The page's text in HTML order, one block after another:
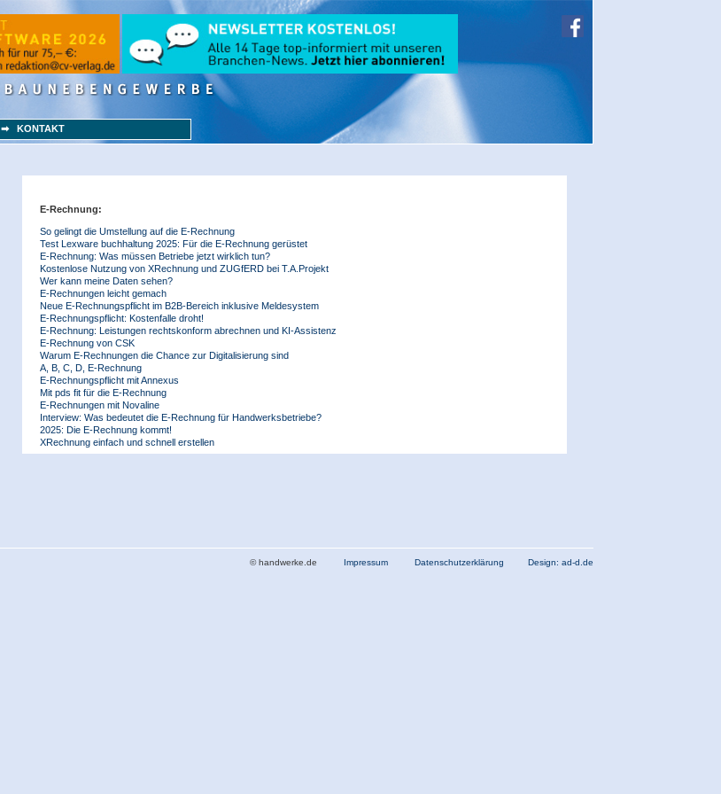
➡ KONTAKT
E-Rechnung:
So gelingt die Umstellung auf die E-Rechnung
Test Lexware buchhaltung 2025: Für die E-Rechnung gerüstet
E-Rechnung: Was müssen Betriebe jetzt wirklich tun?
Kostenlose Nutzung von XRechnung und ZUGfERD bei T.A.Projekt
Wer kann meine Daten sehen?
E-Rechnungen leicht gemach
Neue E-Rechnungspflicht im B2B-Bereich inklusive Meldesystem
E-Rechnungspflicht: Kostenfalle droht!
E-Rechnung: Leistungen rechtskonform abrechnen und KI-Assistenz
E-Rechnung von CSK
Warum E-Rechnungen die Chance zur Digitalisierung sind
A, B, C, D, E-Rechnung
E-Rechnungspflicht mit Annexus
Mit pds fit für die E-Rechnung
E-Rechnungen mit Novaline
Interview: Was bedeutet die E-Rechnung für Handwerksbetriebe?
2025: Die E-Rechnung kommt!
XRechnung einfach und schnell erstellen
© handwerke.de Impressum Datenschutzerklärung Design: ad-d.de